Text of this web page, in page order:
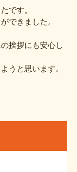
です。
できました。
挨拶にも安心し
うと思います。